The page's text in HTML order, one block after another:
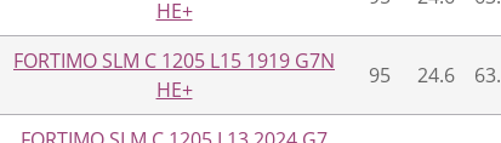
HE+
FORTIMO SLM C 1205 L15 1919 G7N
HE+
95 24.6